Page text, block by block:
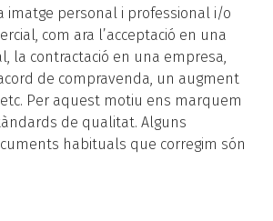
imatge personal i professional i/o
com ara l’acceptació en una
la contractació en una empresa,
de compravenda, un augment
Per aquest motiu ens marquem
de qualitat. Alguns
habituals que corregim són